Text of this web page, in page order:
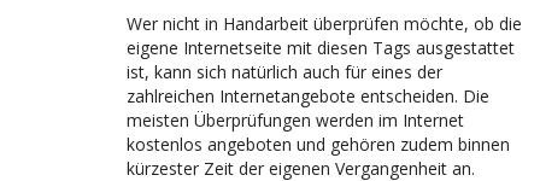
Wer nicht in Handarbeit überprüfen möchte, ob die
eigene Internetseite mit diesen Tags ausgestattet
ist, kann sich natürlich auch für eines der
zahlreichen Internetangebote entscheiden. Die
meisten Überprüfungen werden im Internet
kostenlos angeboten und gehören zudem binnen
kürzester Zeit der eigenen Vergangenheit an.